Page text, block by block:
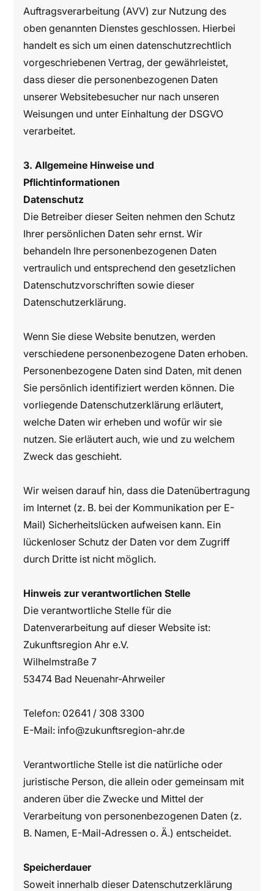
Auftragsverarbeitung (AVV) zur Nutzung des
oben genannten Dienstes geschlossen. Hierbei
handelt es sich um einen datenschutzrechtlich
vorgeschriebenen Vertrag, der gewährleistet,
dass dieser die personenbezogenen Daten
unserer Websitebesucher nur nach unseren
Weisungen und unter Einhaltung der DSGVO
verarbeitet.
3. Allgemeine Hinweise und
Pflichtinformationen
Datenschutz
Die Betreiber dieser Seiten nehmen den Schutz
Ihrer persönlichen Daten sehr ernst. Wir
behandeln Ihre personenbezogenen Daten
vertraulich und entsprechend den gesetzlichen
Datenschutzvorschriften sowie dieser
Datenschutzerklärung.
Wenn Sie diese Website benutzen, werden
verschiedene personenbezogene Daten erhoben.
Personenbezogene Daten sind Daten, mit denen
Sie persönlich identifiziert werden können. Die
vorliegende Datenschutzerklärung erläutert,
welche Daten wir erheben und wofür wir sie
nutzen. Sie erläutert auch, wie und zu welchem
Zweck das geschieht.
Wir weisen darauf hin, dass die Datenübertragung
im Internet (z. B. bei der Kommunikation per E-
Mail) Sicherheitslücken aufweisen kann. Ein
lückenloser Schutz der Daten vor dem Zugriff
durch Dritte ist nicht möglich.
Hinweis zur verantwortlichen Stelle
Die verantwortliche Stelle für die
Datenverarbeitung auf dieser Website ist:
Zukunftsregion Ahr e.V.
Wilhelmstraße 7
53474 Bad Neuenahr-Ahrweiler
Telefon: 02641 / 308 3300
E-Mail: info@zukunftsregion-ahr.de
Verantwortliche Stelle ist die natürliche oder
juristische Person, die allein oder gemeinsam mit
anderen über die Zwecke und Mittel der
Verarbeitung von personenbezogenen Daten (z.
B. Namen, E-Mail-Adressen o. Ä.) entscheidet.
Speicherdauer
Soweit innerhalb dieser Datenschutzerklärung